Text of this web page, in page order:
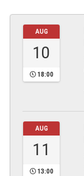
AUG
10
18:00
AUG
11
13:00